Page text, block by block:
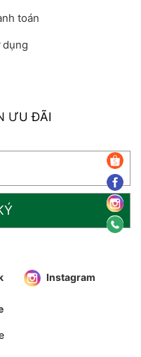
toán
dụng
ƯU ĐÃI
Instagram